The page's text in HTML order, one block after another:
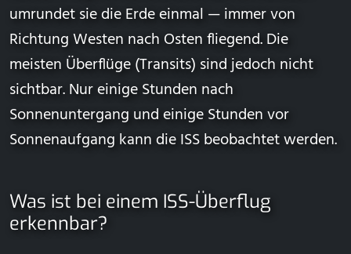
umrundet sie die Erde einmal — immer von
Richtung Westen nach Osten fliegend. Die
meisten Überflüge (Transits) sind jedoch nicht
sichtbar. Nur einige Stunden nach
Sonnenuntergang und einige Stunden vor
Sonnenaufgang kann die ISS beobachtet werden.
Was ist bei einem ISS-Überflug
erkennbar?